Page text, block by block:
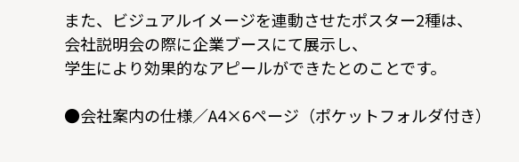
また、ビジュアルイメージを連動させたポスター2種は、
会社説明会の際に企業ブースにて展示し、
学生により効果的なアピールができたとのことです。
●会社案内の仕様／A4×6ページ（ポケットフォルダ付き）